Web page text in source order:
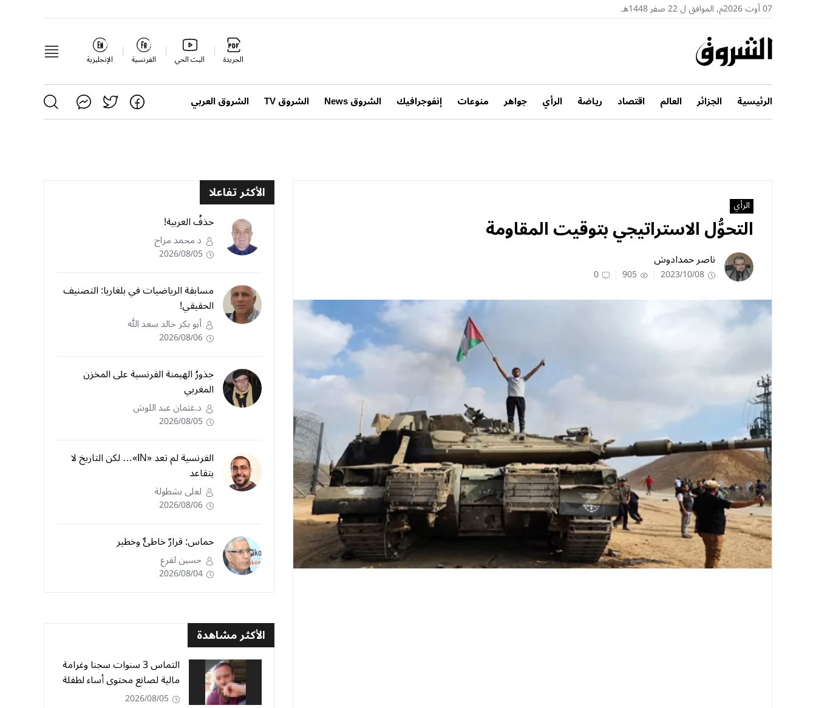
07 أوت 2026م, الموافق ل 22 صفر 1448هـ
الجريدة البث الحي الفرنسية الإنجليزية
الرئيسية الجزائر العالم اقتصاد رياضة الرأي جواهر منوعات إنفوجرافيك الشروق News الشروق TV الشروق العربي
الرأي
التحوُّل الاستراتيجي بتوقيت المقاومة
ناصر حمدادوش
2023/10/08
905
0
الأكثر تفاعلا
حذفُ العربية!
د محمد مراح
2026/08/05
مسابقة الرياضيات في بلغاريا: التصنيف
الحقيقي!
أبو بكر خالد سعد الله
2026/08/06
جذورُ الهيمنة الفرنسية على المخزن
المغربي
د.عثمان عبد اللوش
2026/08/05
الفرنسية لم تعد «IN»… لكن التاريخ لا
يتقاعد
لعلى بشطولة
2026/08/06
حماس: قرارٌ خاطئٌ وخطير
حسين لقرع
2026/08/04
الأكثر مشاهدة
التماس 3 سنوات سجنا وغرامة
مالية لصانع محتوى أساء لطفلة
2026/08/05